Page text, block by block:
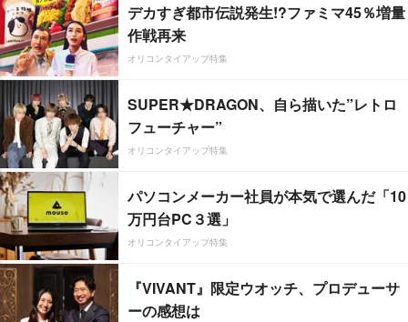
デカすぎ都市伝説発生!?ファミマ45％増量
作戦再来
オリコンタイアップ特集
SUPER★DRAGON、自ら描いた”レトロ
フューチャー”
オリコンタイアップ特集
パソコンメーカー社員が本気で選んだ「10
万円台PC３選」
オリコンタイアップ特集
『VIVANT』限定ウオッチ、プロデューサ
ーの感想は